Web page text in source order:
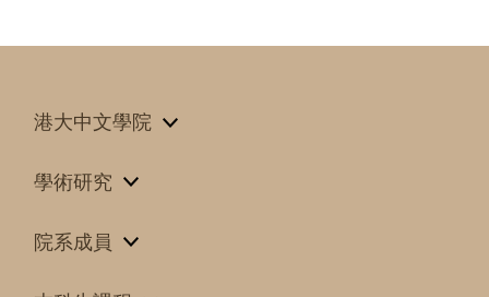
港大中文學院
學術研究
院系成員